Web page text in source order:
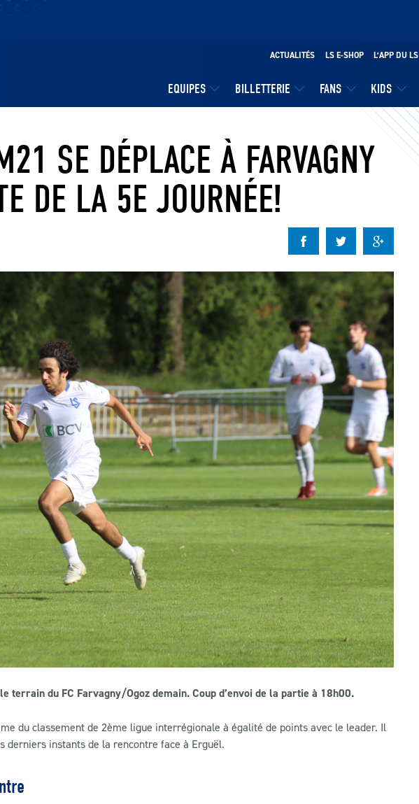
EQUIPES BILLETTERIE FANS KIDS
ACTUALITÉS LS E-SHOP L’APP DU LS
SE DÉPLACE À FARVAGNY
DE LA 5E JOURNÉE!
terrain du FC Farvagny/Ogoz demain. Coup d’envoi de la partie à 18h00.
du classement de 2ème ligue interrégionale à égalité de points avec le leader. Il
derniers instants de la rencontre face à Erguël.